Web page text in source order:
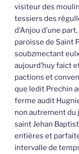
visiteur des
tessiers des
d’Anjou d’une
paroisse de Saint
soubzmectant
aujourd’huy faict
pactions et
que ledit Prechin
ferme audit
non autrement du
saint Jehan
entières et
intervalle de